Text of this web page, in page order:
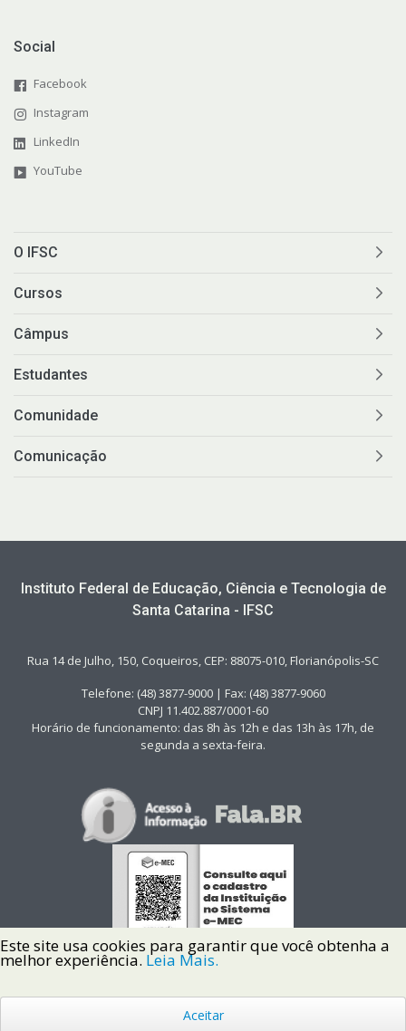
Social
Facebook
Instagram
LinkedIn
YouTube
O IFSC
Cursos
Câmpus
Estudantes
Comunidade
Comunicação
Instituto Federal de Educação, Ciência e Tecnologia de
Santa Catarina - IFSC
Rua 14 de Julho, 150, Coqueiros, CEP: 88075-010, Florianópolis-SC
Telefone: (48) 3877-9000 | Fax: (48) 3877-9060
CNPJ 11.402.887/0001-60
Horário de funcionamento: das 8h às 12h e das 13h às 17h, de
segunda a sexta-feira.
Copyright © 2022 Instituto Federal de Santa Catarina IFSC
Este site usa cookies para garantir que você obtenha a
melhor experiência. Leia Mais.
Aceitar